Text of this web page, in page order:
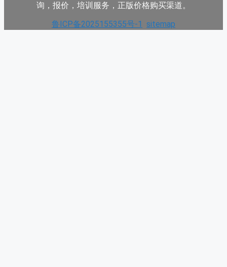
询，报价，培训服务，正版价格购买渠道。
鲁ICP备2025155355号-1 sitemap